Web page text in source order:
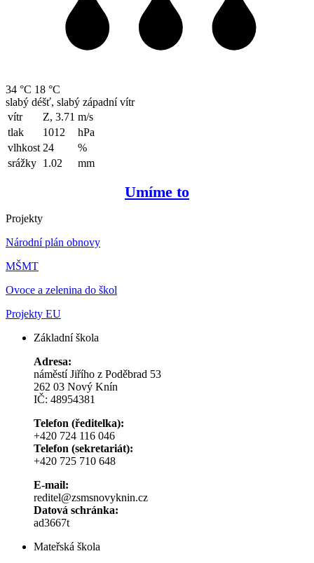
34 °C 18 °C
slabý déšť, slabý západní vítr
vítr
Z, 3.71 m/s
tlak
1012
hPa
vlhkost 24
%
srážky 1.02 mm
Umíme to
Projekty
Národní plán obnovy
MŠMT
Ovoce a zelenina do škol
Projekty EU
Základní škola
Adresa:
náměstí Jiřího z Poděbrad 53
262 03 Nový Knín
IČ: 48954381
Telefon (ředitelka):
+420 724 116 046
Telefon (sekretariát):
+420 725 710 648
E-mail:
reditel@zsmsnovyknin.cz
Datová schránka:
ad3667t
Mateřská škola